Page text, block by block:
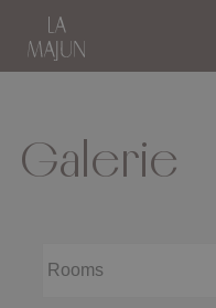
Galerie